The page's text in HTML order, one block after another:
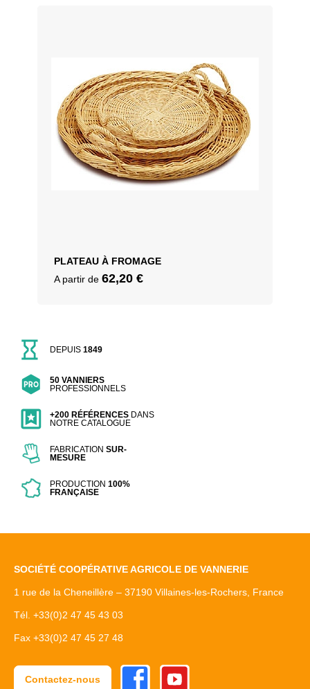
PLATEAU À FROMAGE
A partir de 62,20 €
DEPUIS1849
50 VANNIERS
PROFESSIONNELS
+200 RÉFÉRENCES DANS
NOTRE CATALOGUE
FABRICATIONSUR-
MESURE
PRODUCTION100%
FRANÇAISE
SOCIÉTÉ COOPÉRATIVE AGRICOLE DE VANNERIE
1 rue de la Cheneillère – 37190 Villaines-les-Rochers, France
Tél. +33(0)2 47 45 43 03
Fax +33(0)2 47 45 27 48
Contactez-nous
FacebookYoutube